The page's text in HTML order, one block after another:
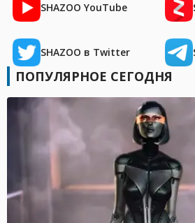
SHAZOO YouTube
SHAZOO в Twitter
ПОПУЛЯРНОЕ СЕГОДНЯ